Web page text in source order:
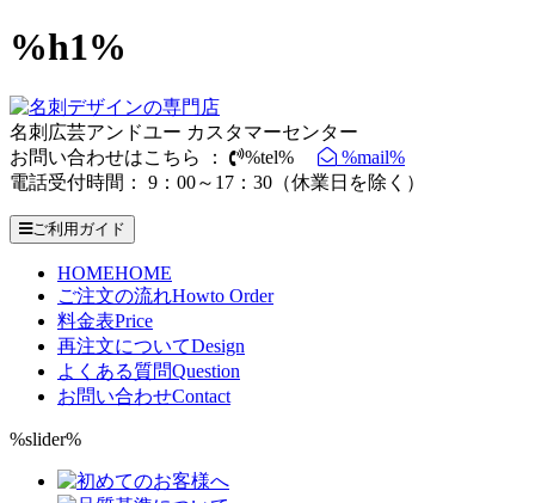
%h1%
名刺広芸アンドユー カスタマーセンター
お問い合わせはこちら ：
%tel%
%mail%
電話受付時間： 9：00～17：30（休業日を除く）
ご利用ガイド
HOMEHOME
ご注文の流れHowto Order
料金表Price
再注文についてDesign
よくある質問Question
お問い合わせContact
%slider%